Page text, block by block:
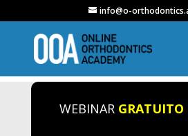
info@o-
WEBINAR GRATUITO